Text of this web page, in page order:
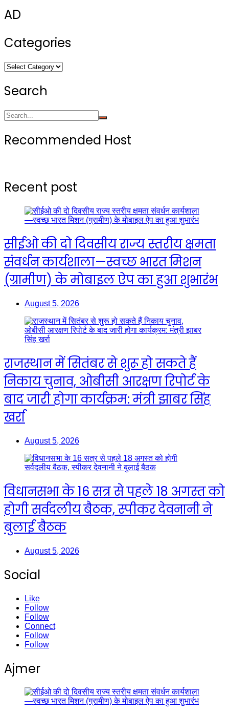
AD
Categories
Categories
Search
Recommended Host
Recent post
सीईओ की दो दिवसीय राज्य स्तरीय क्षमता
संवर्धन कार्यशाला—स्वच्छ भारत मिशन
(ग्रामीण) के मोबाइल ऐप का हुआ शुभारंभ
August 5, 2026
राजस्थान में सितंबर से शुरू हो सकते हैं
निकाय चुनाव, ओबीसी आरक्षण रिपोर्ट के
बाद जारी होगा कार्यक्रम: मंत्री झाबर सिंह
खर्रा
August 5, 2026
विधानसभा के 16 सत्र से पहले 18 अगस्त को
होगी सर्वदलीय बैठक, स्पीकर देवनानी ने
बुलाई बैठक
August 5, 2026
Social
Like
Follow
Follow
Connect
Follow
Follow
Ajmer